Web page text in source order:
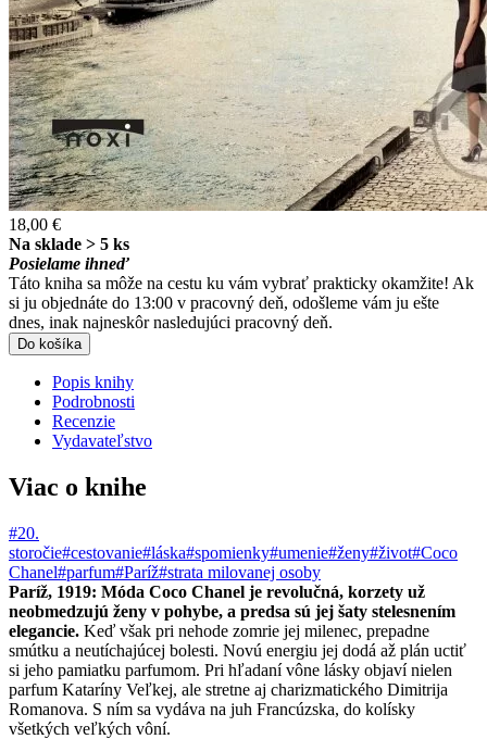
18,00 €
Na sklade > 5 ks
Posielame ihneď
Táto kniha sa môže na cestu ku vám vybrať prakticky okamžite! Ak
si ju objednáte do 13:00 v pracovný deň, odošleme vám ju ešte
dnes, inak najneskôr nasledujúci pracovný deň.
Do košíka
Popis knihy
Podrobnosti
Recenzie
Vydavateľstvo
Viac o knihe
#20.
storočie#cestovanie#láska#spomienky#umenie#ženy#život#Coco
Chanel#parfum#Paríž#strata milovanej osoby
Paríž, 1919: Móda Coco Chanel je revolučná, korzety už
neobmedzujú ženy v pohybe, a predsa sú jej šaty stelesnením
elegancie. Keď však pri nehode zomrie jej milenec, prepadne
smútku a neutíchajúcej bolesti. Novú energiu jej dodá až plán uctiť
si jeho pamiatku parfumom. Pri hľadaní vône lásky objaví nielen
parfum Kataríny Veľkej, ale stretne aj charizmatického Dimitrija
Romanova. S ním sa vydáva na juh Francúzska, do kolísky
všetkých veľkých vôní.